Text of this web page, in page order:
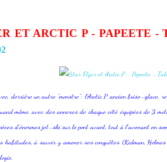
ET ARCTIC P - PAPEETE
derrière un autre "monstre": l'Arctic P, ancien brise-glace,
même, avec des annexes de chaque côté équipées de 3
d'énormes jet-ski sur le pont avant, tout à l'avenant en
habitudes, à savoir y amener ses conquêtes (Kidman,